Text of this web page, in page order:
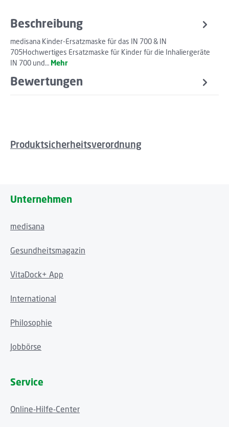
Beschreibung
medisana Kinder-Ersatzmaske für das IN 700 & IN
705Hochwertiges Ersatzmaske für Kinder für die Inhaliergeräte
IN 700 und… Mehr
Bewertungen
Produktsicherheitsverordnung
Unternehmen
medisana
Gesundheitsmagazin
VitaDock+ App
International
Philosophie
Jobbörse
Service
Online-Hilfe-Center